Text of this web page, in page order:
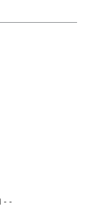
- -